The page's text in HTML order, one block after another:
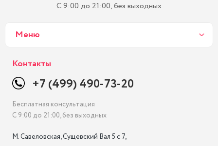
С 9:00 до 21:00, без выходных
Меню
Контакты
+7 (499) 490-73-20
Бесплатная консультация
С 9:00 до 21:00, без выходных
М. Савеловская, Сущевский Вал 5 с 7,